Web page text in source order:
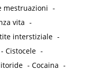
mestruazioni -
vita -
interstiziale -
-Cistocele -
-Cocaina -